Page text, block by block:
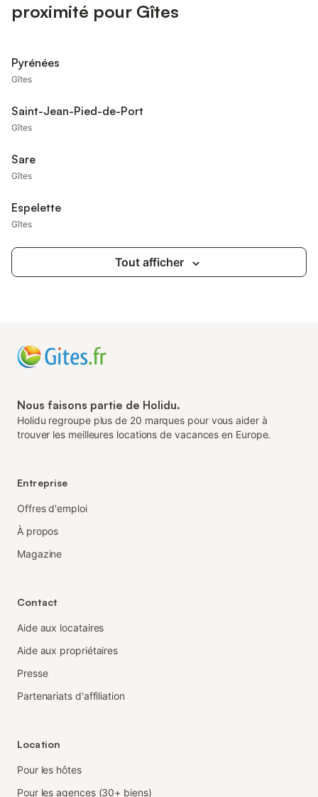
proximité pour Gîtes
Pyrénées
Gîtes
Saint-Jean-Pied-de-Port
Gîtes
Sare
Gîtes
Espelette
Gîtes
Tout afficher
Nous faisons partie de Holidu.
Holidu regroupe plus de 20 marques pour vous aider à
trouver les meilleures locations de vacances en Europe.
Entreprise
Offres d'emploi
À propos
Magazine
Contact
Aide aux locataires
Aide aux propriétaires
Presse
Partenariats d'affiliation
Location
Pour les hôtes
Pour les agences (30+ biens)